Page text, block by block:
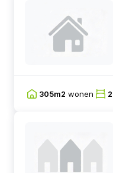
305m2 wonen 2